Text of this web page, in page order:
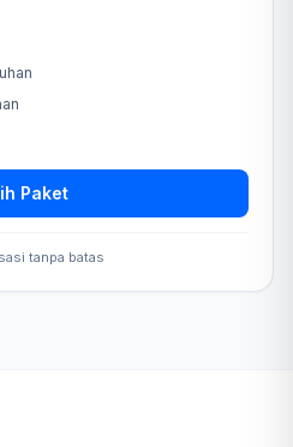
Paket
tanpa batas